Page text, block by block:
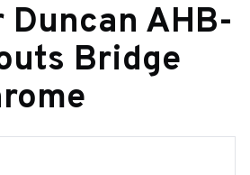
Duncan AHB-
Bridge